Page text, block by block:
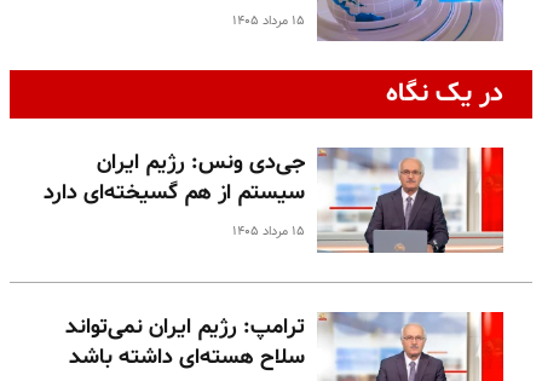
۱۵ مرداد ۱۴۰۵
در یک نگاه
جی‌دی ونس: رژیم ایران
سیستم از هم گسیخته‌ای دارد
۱۵ مرداد ۱۴۰۵
ترامپ: رژیم ایران نمی‌تواند
سلاح هسته‌ای داشته باشد